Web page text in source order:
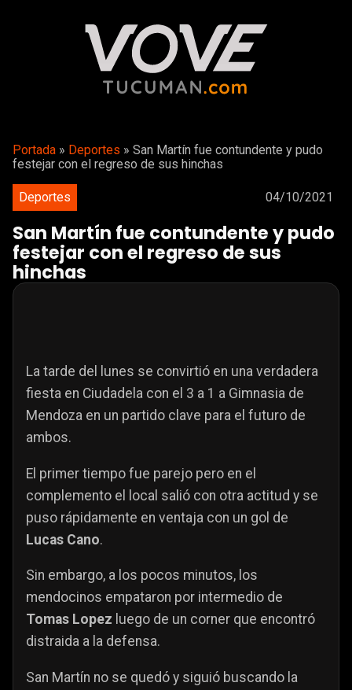
Portada » Deportes » San Martín fue contundente y pudo
festejar con el regreso de sus hinchas
Deportes 04/10/2021
San Martín fue contundente y pudo
festejar con el regreso de sus
hinchas
La tarde del lunes se convirtió en una verdadera
fiesta en Ciudadela con el 3 a 1 a Gimnasia de
Mendoza en un partido clave para el futuro de
ambos.
El primer tiempo fue parejo pero en el
complemento el local salió con otra actitud y se
puso rápidamente en ventaja con un gol de
Lucas Cano.
Sin embargo, a los pocos minutos, los
mendocinos empataron por intermedio de
Tomas Lopez luego de un corner que encontró
distraida a la defensa.
San Martín no se quedó y siguió buscando la